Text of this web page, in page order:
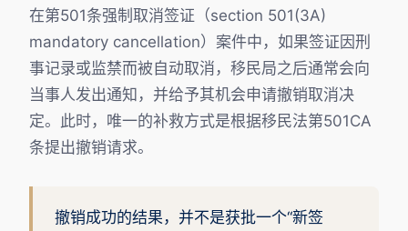
在第501条强制取消签证（section 501(3A)
mandatory cancellation）案件中，如果签证因刑
事记录或监禁而被自动取消，移民局之后通常会向
当事人发出通知，并给予其机会申请撤销取消决
定。此时，唯一的补救方式是根据移民法第501CA
条提出撤销请求。
撤销成功的结果，并不是获批一个“新签